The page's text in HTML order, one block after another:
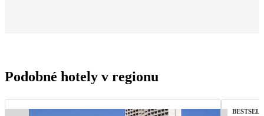
Podobné hotely v regionu